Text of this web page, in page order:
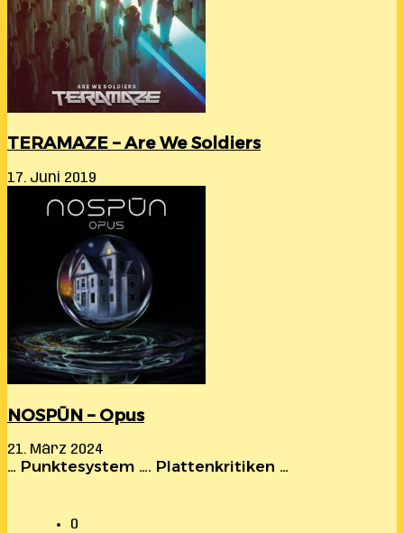
TERAMAZE – Are We Soldiers
17. Juni 2019
NOSPŪN – Opus
21. März 2024
… Punktesystem …. Plattenkritiken …
0